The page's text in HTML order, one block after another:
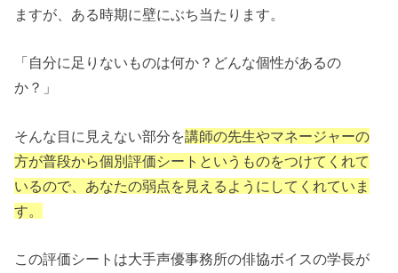
ますが、ある時期に壁にぶち当たります。
「自分に足りないものは何か？どんな個性があるの
か？」
そんな目に見えない部分を講師の先生やマネージャーの
方が普段から個別評価シートというものをつけてくれて
いるので、あなたの弱点を見えるようにしてくれていま
す。
この評価シートは大手声優事務所の俳協ボイスの学長が